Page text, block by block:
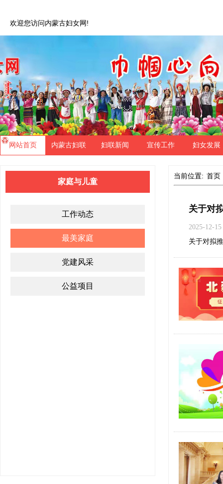
欢迎您访问内蒙古妇女网!
网站首页 内蒙古妇联 妇联新闻 宣传工作 妇女发展
家庭与儿童
工作动态
最美家庭
党建风采
公益项目
当前位置: 首页
关于对
2025-12-15
关于对拟